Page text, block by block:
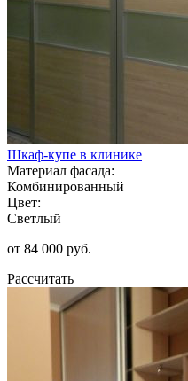
Шкаф-купе в клинике
Материал фасада:
Комбинированный
Цвет:
Светлый
от 84 000 руб.
Рассчитать